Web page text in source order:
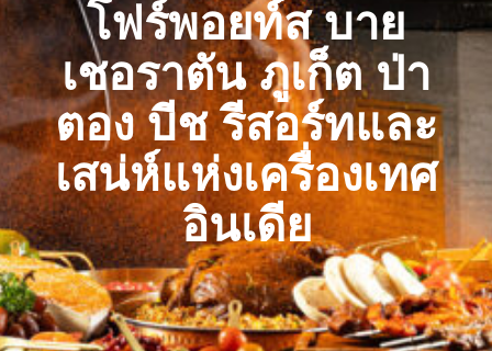
โฟร์พอยท์ส บาย
เชอราตัน ภูเก็ต ป่า
ตอง บีช รีสอร์ทและ
เสน่ห์แห่งเครื่องเทศ
อินเดีย